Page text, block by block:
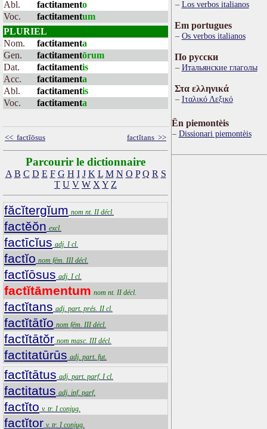
Abl.
factitamento
Voc.
factitamentum
PLURIEL
Nom.
factitamenta
Gen.
factitamentōrum
Dat.
factitamentis
Acc.
factitamenta
Abl.
factitamentis
Voc.
factitamenta
<< factĭōsus factĭtans >>
Parcourir le dictionnaire
A B C D E F G H I J K L M N O P Q R S
T U V W X Y Z
făcĭtergĭum nom nt. II décl.
factĕŏn excl.
factīcĭus adj. I cl.
factĭo nom fém. III décl.
factĭōsus adj. I cl.
factĭtāmentum nom nt. II décl.
factĭtans adj. part. prés. II cl.
factĭtātĭo nom fém. III décl.
factĭtātŏr nom masc. III décl.
factitatūrūs adj. part. fut.
factĭtātus adj. part. parf. I cl.
factitatus adj. inf. parf.
factĭto v. tr. I conjug.
factĭtor v. tr. I conjug.
Los verbos italianos
Em portugues
Os verbos italianos
По русски
Итальянские глаголы
Στα ελληνικά
Ιταλικό Λεξικό
Ën piemontèis
Dissionari piemontèis